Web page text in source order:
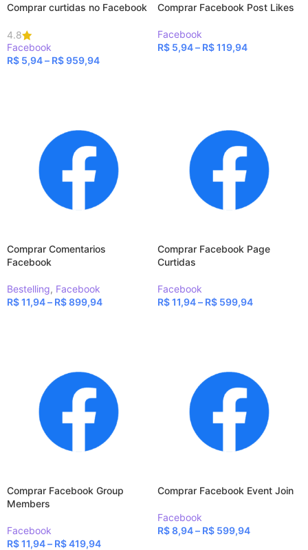
Comprar curtidas no Facebook
4.8
Facebook
R$ 5,94– R$959,94
Comprar Facebook Post Likes
Facebook
R$ 5,94– R$119,94
Comprar Comentarios
Facebook
Bestelling, Facebook
R$11,94– R$899,94
Comprar Facebook Page
Curtidas
Facebook
R$11,94– R$ 599,94
Comprar Facebook Group
Members
Facebook
R$11,94– R$419,94
Comprar Facebook Event Join
Facebook
R$8,94– R$ 599,94